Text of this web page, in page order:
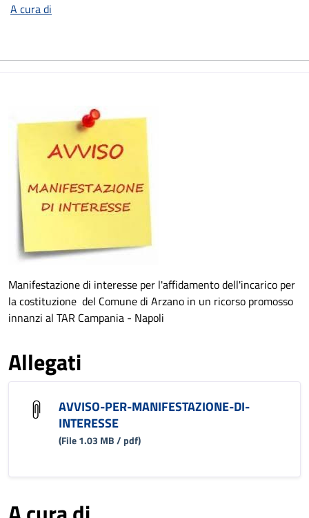
A cura di
Manifestazione di interesse per l'affidamento dell'incarico per
la costituzione del Comune di Arzano in un ricorso promosso
innanzi al TAR Campania - Napoli
Allegati
AVVISO-PER-MANIFESTAZIONE-DI-
INTERESSE
(File 1.03 MB / pdf)